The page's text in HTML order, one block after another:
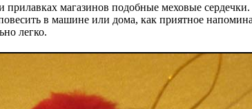
прилавках магазинов подобные меховые
в машине или дома, как приятное
легко.